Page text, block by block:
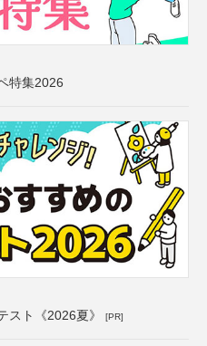
特集2026
スト《2026夏》 [PR]